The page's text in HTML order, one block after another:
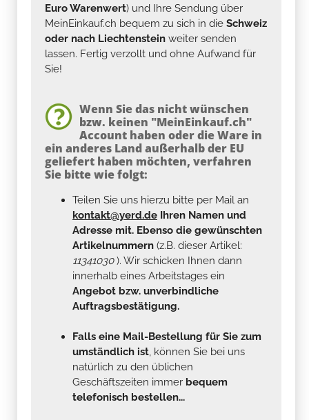
Euro Warenwert) und Ihre Sendung über
MeinEinkauf.ch bequem zu sich in die Schweiz
oder nach Liechtenstein weiter senden
lassen. Fertig verzollt und ohne Aufwand für
Sie!
Wenn Sie das nicht wünschen
bzw. keinen "MeinEinkauf.ch"
Account haben oder die Ware in
ein anderes Land außerhalb der EU
geliefert haben möchten, verfahren
Sie bitte wie folgt:
Teilen Sie uns hierzu bitte per Mail an
kontakt@yerd.de Ihren Namen und
Adresse mit. Ebenso die gewünschten
Artikelnummern (z.B. dieser Artikel:
11341030). Wir schicken Ihnen dann
innerhalb eines Arbeitstages ein
Angebot bzw. unverbindliche
Auftragsbestätigung.
Falls eine Mail-Bestellung für Sie zum
umständlich ist, können Sie bei uns
natürlich zu den üblichen
Geschäftszeiten immer bequem
telefonisch bestellen...